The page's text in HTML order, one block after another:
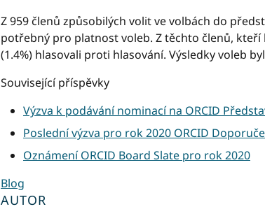
Z 959 členů způsobilých volit ve volbách do
potřebný pro platnost voleb. Z těchto členů, kteří
(1.4%) hlasovali proti hlasování. Výsledky voleb
Související příspěvky
Výzva k podávání nominací na ORCID
Poslední výzva pro rok 2020 ORCID
Oznámení ORCID Board Slate pro rok 2020
Blog
AUTOR